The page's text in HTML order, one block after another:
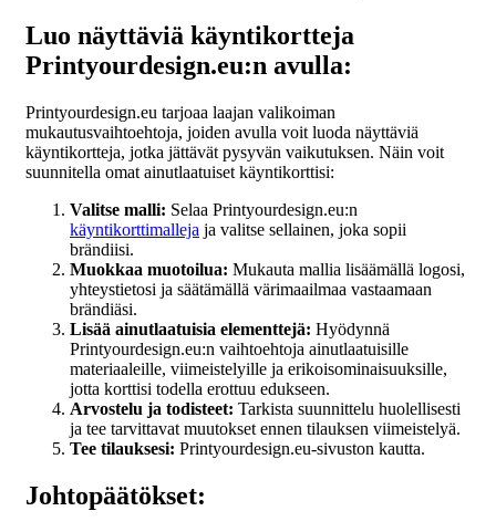
Luo näyttäviä käyntikortteja
Printyourdesign.eu:n avulla:
Printyourdesign.eu tarjoaa laajan valikoiman
mukautusvaihtoehtoja, joiden avulla voit luoda näyttäviä
käyntikortteja, jotka jättävät pysyvän vaikutuksen. Näin voit
suunnitella omat ainutlaatuiset käyntikorttisi:
Valitse malli: Selaa Printyourdesign.eu:n
käyntikorttimalleja ja valitse sellainen, joka sopii
brändiisi.
Muokkaa muotoilua: Mukauta mallia lisäämällä logosi,
yhteystietosi ja säätämällä värimaailmaa vastaamaan
brändiäsi.
Lisää ainutlaatuisia elementtejä: Hyödynnä
Printyourdesign.eu:n vaihtoehtoja ainutlaatuisille
materiaaleille, viimeistelyille ja erikoisominaisuuksille,
jotta korttisi todella erottuu edukseen.
Arvostelu ja todisteet: Tarkista suunnittelu huolellisesti
ja tee tarvittavat muutokset ennen tilauksen viimeistelyä.
Tee tilauksesi: Printyourdesign.eu-sivuston kautta.
Johtopäätökset: